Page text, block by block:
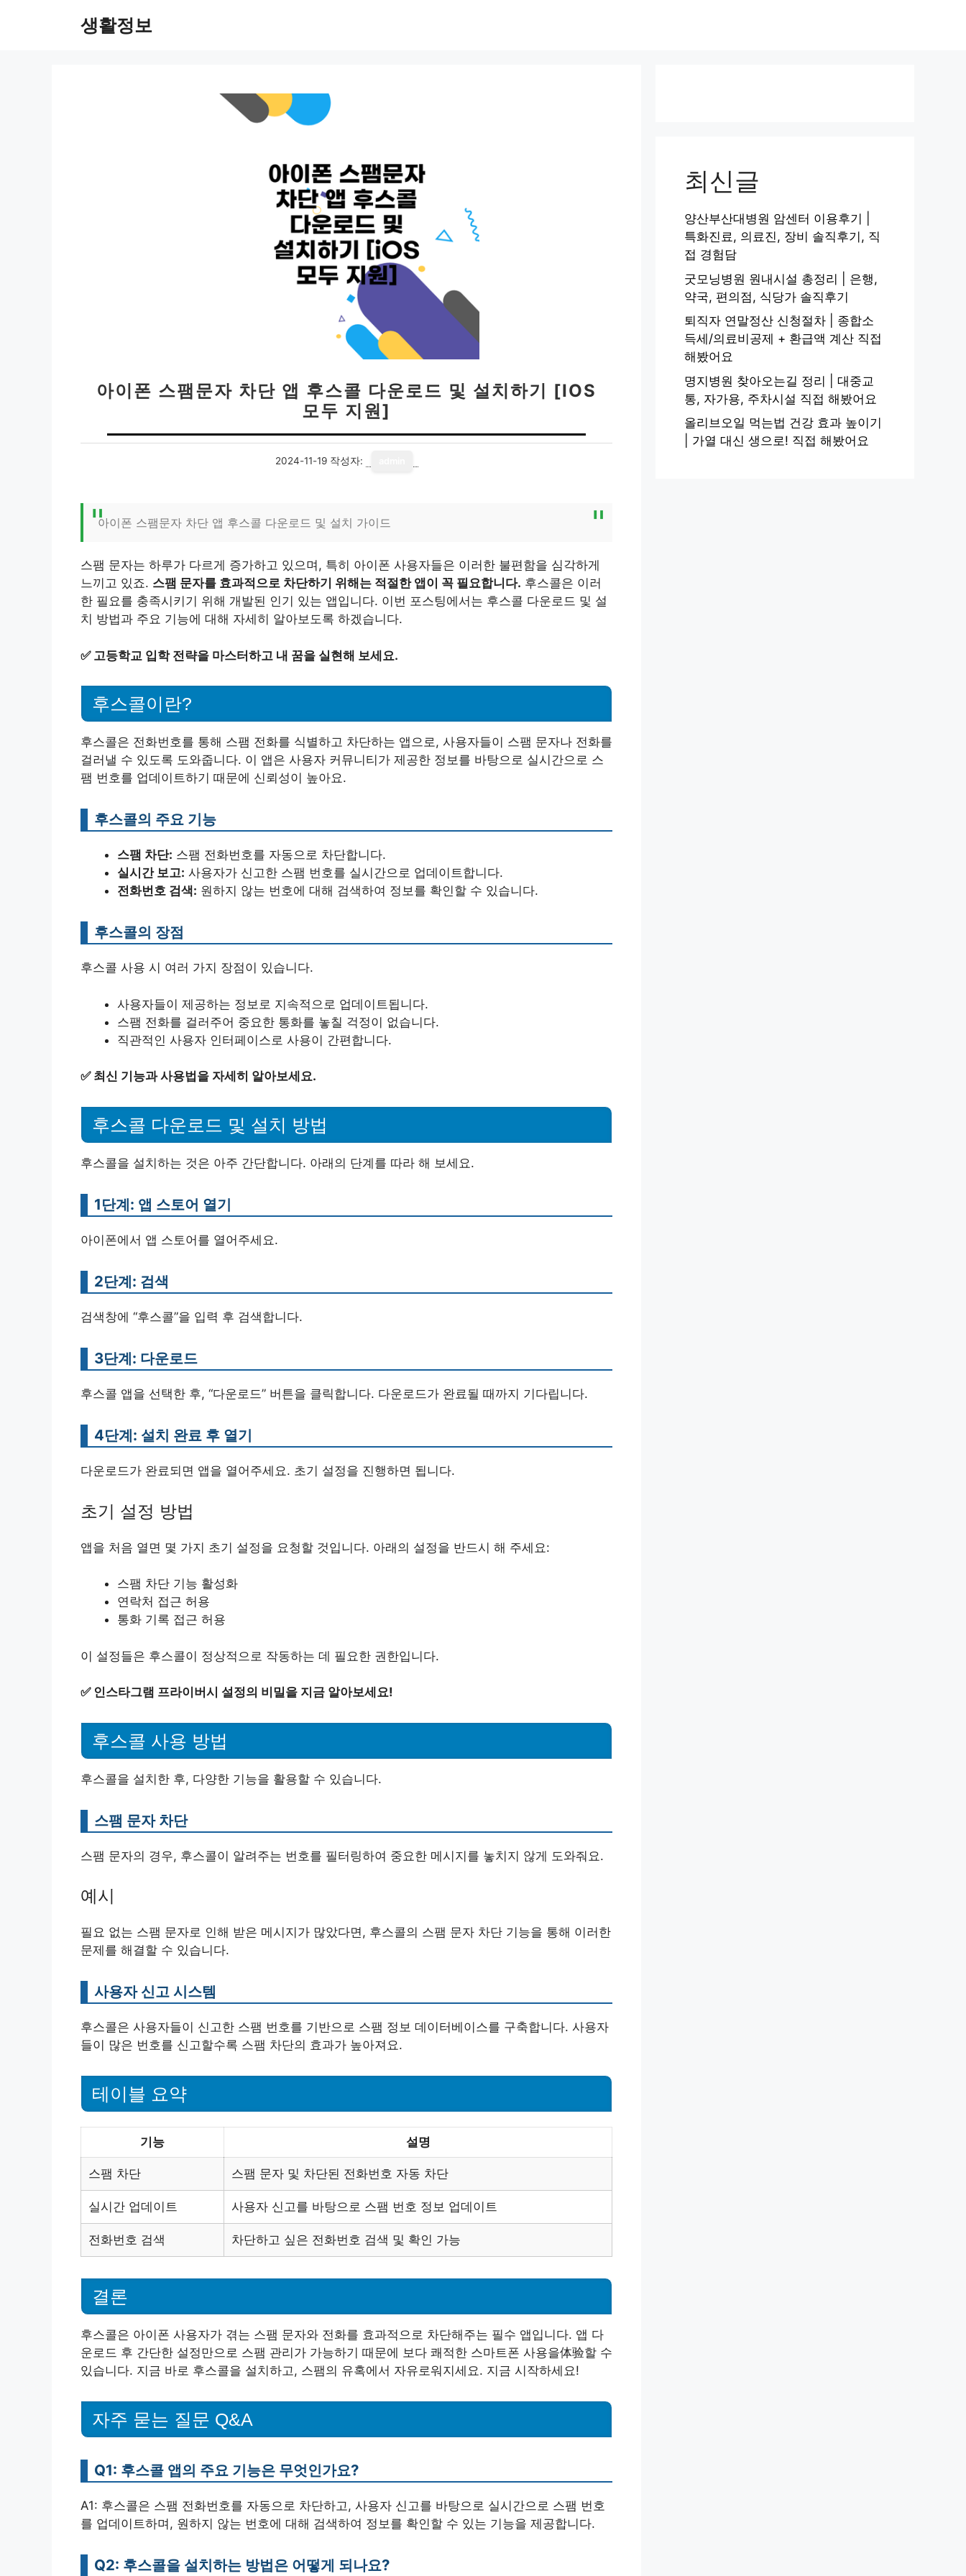
생활정보
아이폰 스팸문자 차단 앱 후스콜 다운로드 및 설치하기 [IOS
모두 지원]
2024-11-19 작성자:
아이폰 스팸문자 차단 앱 후스콜 다운로드 및 설치 가이드
스팸 문자는 하루가 다르게 증가하고 있으며, 특히 아이폰 사용자들은 이러한 불편함을 심각하게
느끼고 있죠. 스팸 문자를 효과적으로 차단하기 위해는 적절한 앱이 꼭 필요합니다. 후스콜은 이러
한 필요를 충족시키기 위해 개발된 인기 있는 앱입니다. 이번 포스팅에서는 후스콜 다운로드 및 설
치 방법과 주요 기능에 대해 자세히 알아보도록 하겠습니다.
✅ 고등학교 입학 전략을 마스터하고 내 꿈을 실현해 보세요.
후스콜이란?
후스콜은 전화번호를 통해 스팸 전화를 식별하고 차단하는 앱으로, 사용자들이 스팸 문자나 전화를
걸러낼 수 있도록 도와줍니다. 이 앱은 사용자 커뮤니티가 제공한 정보를 바탕으로 실시간으로 스
팸 번호를 업데이트하기 때문에 신뢰성이 높아요.
후스콜의 주요 기능
스팸 차단: 스팸 전화번호를 자동으로 차단합니다.
실시간 보고: 사용자가 신고한 스팸 번호를 실시간으로 업데이트합니다.
전화번호 검색: 원하지 않는 번호에 대해 검색하여 정보를 확인할 수 있습니다.
후스콜의 장점
후스콜 사용 시 여러 가지 장점이 있습니다.
사용자들이 제공하는 정보로 지속적으로 업데이트됩니다.
스팸 전화를 걸러주어 중요한 통화를 놓칠 걱정이 없습니다.
직관적인 사용자 인터페이스로 사용이 간편합니다.
✅ 최신 기능과 사용법을 자세히 알아보세요.
후스콜 다운로드 및 설치 방법
후스콜을 설치하는 것은 아주 간단합니다. 아래의 단계를 따라 해 보세요.
1단계: 앱 스토어 열기
아이폰에서 앱 스토어를 열어주세요.
2단계: 검색
검색창에 “후스콜”을 입력 후 검색합니다.
3단계: 다운로드
후스콜 앱을 선택한 후, “다운로드” 버튼을 클릭합니다. 다운로드가 완료될 때까지 기다립니다.
4단계: 설치 완료 후 열기
다운로드가 완료되면 앱을 열어주세요. 초기 설정을 진행하면 됩니다.
초기 설정 방법
앱을 처음 열면 몇 가지 초기 설정을 요청할 것입니다. 아래의 설정을 반드시 해 주세요:
스팸 차단 기능 활성화
연락처 접근 허용
통화 기록 접근 허용
이 설정들은 후스콜이 정상적으로 작동하는 데 필요한 권한입니다.
✅ 인스타그램 프라이버시 설정의 비밀을 지금 알아보세요!
후스콜 사용 방법
후스콜을 설치한 후, 다양한 기능을 활용할 수 있습니다.
스팸 문자 차단
스팸 문자의 경우, 후스콜이 알려주는 번호를 필터링하여 중요한 메시지를 놓치지 않게 도와줘요.
예시
필요 없는 스팸 문자로 인해 받은 메시지가 많았다면, 후스콜의 스팸 문자 차단 기능을 통해 이러한
문제를 해결할 수 있습니다.
사용자 신고 시스템
후스콜은 사용자들이 신고한 스팸 번호를 기반으로 스팸 정보 데이터베이스를 구축합니다. 사용자
들이 많은 번호를 신고할수록 스팸 차단의 효과가 높아져요.
테이블 요약
기능 설명
스팸 차단 스팸 문자 및 차단된 전화번호 자동 차단
실시간 업데이트 사용자 신고를 바탕으로 스팸 번호 정보 업데이트
전화번호 검색 차단하고 싶은 전화번호 검색 및 확인 가능
결론
후스콜은 아이폰 사용자가 겪는 스팸 문자와 전화를 효과적으로 차단해주는 필수 앱입니다. 앱 다
운로드 후 간단한 설정만으로 스팸 관리가 가능하기 때문에 보다 쾌적한 스마트폰 사용을体验할 수
있습니다. 지금 바로 후스콜을 설치하고, 스팸의 유혹에서 자유로워지세요. 지금 시작하세요!
자주 묻는 질문 Q&A
Q1: 후스콜 앱의 주요 기능은 무엇인가요?
A1: 후스콜은 스팸 전화번호를 자동으로 차단하고, 사용자 신고를 바탕으로 실시간으로 스팸 번호
를 업데이트하며, 원하지 않는 번호에 대해 검색하여 정보를 확인할 수 있는 기능을 제공합니다.
Q2: 후스콜을 설치하는 방법은 어떻게 되나요?
최신글
양산부산대병원 암센터 이용후기 |
특화진료, 의료진, 장비 솔직후기, 직
접 경험담
굿모닝병원 원내시설 총정리 | 은행,
약국, 편의점, 식당가 솔직후기
퇴직자 연말정산 신청절차 | 종합소
득세/의료비공제 + 환급액 계산 직접
해봤어요
명지병원 찾아오는길 정리 | 대중교
통, 자가용, 주차시설 직접 해봤어요
올리브오일 먹는법 건강 효과 높이기
| 가열 대신 생으로! 직접 해봤어요